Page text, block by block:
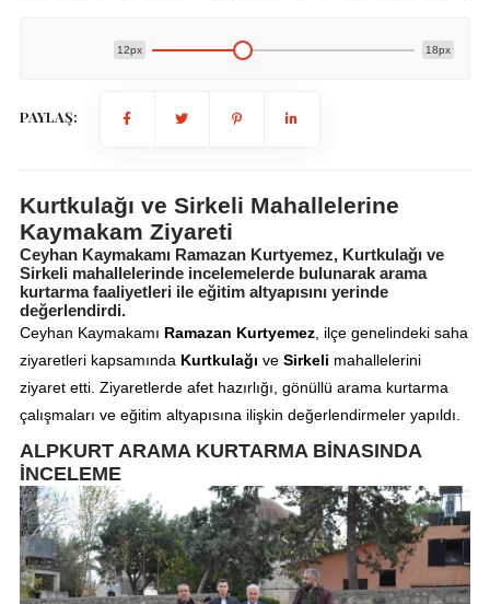
12px 18px
PAYLAŞ:
Kurtkulağı ve Sirkeli Mahallelerine
Kaymakam Ziyareti
Ceyhan Kaymakamı Ramazan Kurtyemez, Kurtkulağı ve
Sirkeli mahallelerinde incelemelerde bulunarak arama
kurtarma faaliyetleri ile eğitim altyapısını yerinde
değerlendirdi.
Ceyhan Kaymakamı Ramazan Kurtyemez, ilçe genelindeki saha
ziyaretleri kapsamında Kurtkulağı ve Sirkeli mahallelerini
ziyaret etti. Ziyaretlerde afet hazırlığı, gönüllü arama kurtarma
çalışmaları ve eğitim altyapısına ilişkin değerlendirmeler yapıldı.
ALPKURT ARAMA KURTARMA BİNASINDA
İNCELEME